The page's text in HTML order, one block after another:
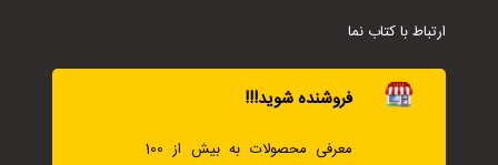
ارتباط با کتاب نما
فروشنده شوید!!!
معرفی محصولات به بیش از 100